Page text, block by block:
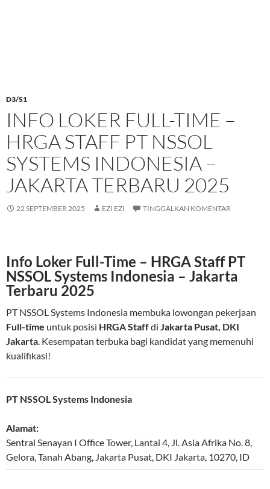
D3/S1
INFO LOKER FULL-TIME –
HRGA STAFF PT NSSOL
SYSTEMS INDONESIA –
JAKARTA TERBARU 2025
22 SEPTEMBER 2025 EZI EZI TINGGALKAN KOMENTAR
Info Loker Full-Time – HRGA Staff PT
NSSOL Systems Indonesia – Jakarta
Terbaru 2025
PT NSSOL Systems Indonesia membuka lowongan pekerjaan
Full-time untuk posisi HRGA Staffdi Jakarta Pusat, DKI
Jakarta. Kesempatan terbuka bagi kandidat yang memenuhi
kualifikasi!
PT NSSOL Systems Indonesia
Alamat:
Sentral Senayan I Office Tower, Lantai 4, Jl. Asia Afrika No. 8,
Gelora, Tanah Abang, Jakarta Pusat, DKI Jakarta, 10270, ID